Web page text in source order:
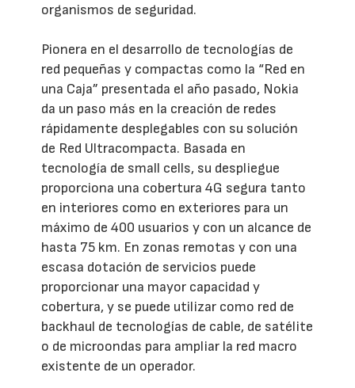
organismos de seguridad.
Pionera en el desarrollo de tecnologías de
red pequeñas y compactas como la “Red en
una Caja” presentada el año pasado, Nokia
da un paso más en la creación de redes
rápidamente desplegables con su solución
de Red Ultracompacta. Basada en
tecnología de small cells, su despliegue
proporciona una cobertura 4G segura tanto
en interiores como en exteriores para un
máximo de 400 usuarios y con un alcance de
hasta 75 km. En zonas remotas y con una
escasa dotación de servicios puede
proporcionar una mayor capacidad y
cobertura, y se puede utilizar como red de
backhaul de tecnologías de cable, de satélite
o de microondas para ampliar la red macro
existente de un operador.